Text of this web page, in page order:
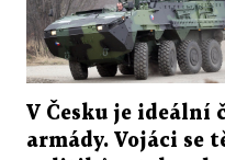
V Česku je ideální
armády. Vojáci se